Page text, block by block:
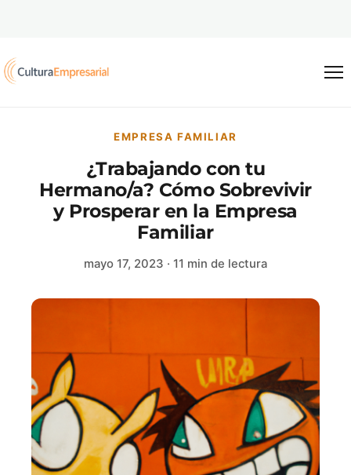
EMPRESA FAMILIAR
¿Trabajando con tu
Hermano/a? Cómo Sobrevivir
y Prosperar en la Empresa
Familiar
mayo 17, 2023 · 11 min de lectura